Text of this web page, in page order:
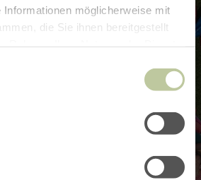
Informationen möglicherweise mit
die Sie ihnen bereitgestellt